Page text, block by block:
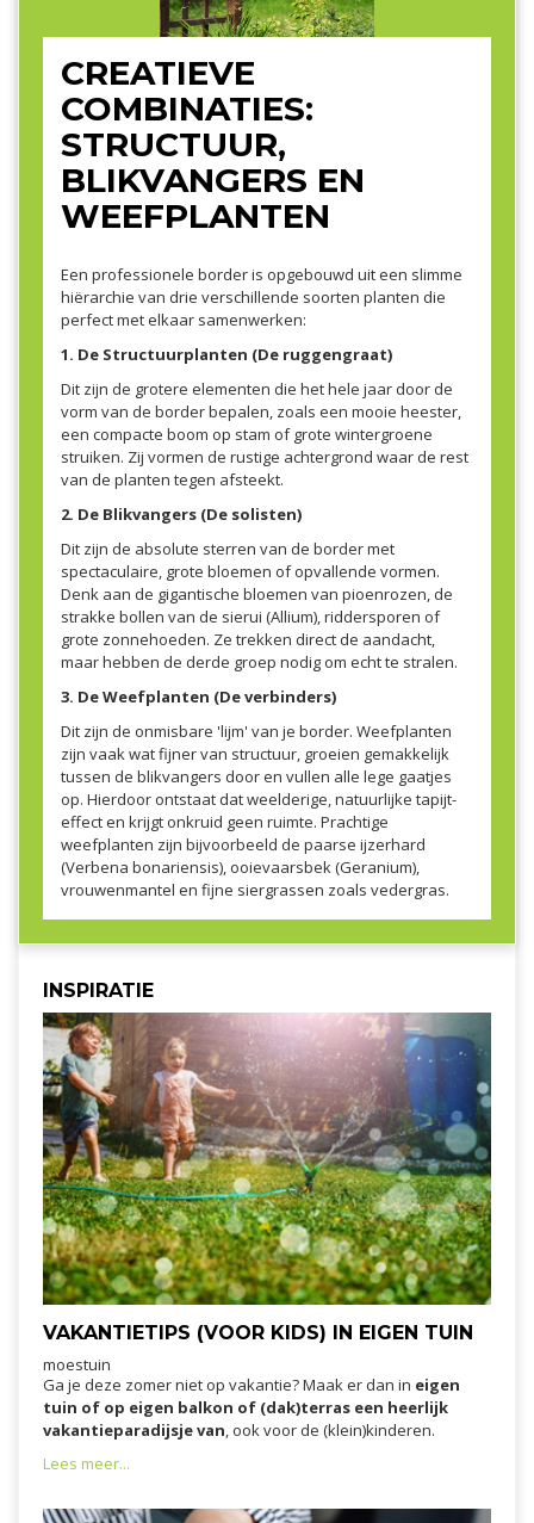
CREATIEVE
COMBINATIES:
STRUCTUUR,
BLIKVANGERS EN
WEEFPLANTEN
Een professionele border is opgebouwd uit een slimme
hiërarchie van drie verschillende soorten planten die
perfect met elkaar samenwerken:
1. De Structuurplanten (De ruggengraat)
Dit zijn de grotere elementen die het hele jaar door de
vorm van de border bepalen, zoals een mooie heester,
een compacte boom op stam of grote wintergroene
struiken. Zij vormen de rustige achtergrond waar de rest
van de planten tegen afsteekt.
2. De Blikvangers (De solisten)
Dit zijn de absolute sterren van de border met
spectaculaire, grote bloemen of opvallende vormen.
Denk aan de gigantische bloemen van pioenrozen, de
strakke bollen van de sierui (Allium), riddersporen of
grote zonnehoeden. Ze trekken direct de aandacht,
maar hebben de derde groep nodig om echt te stralen.
3. De Weefplanten (De verbinders)
Dit zijn de onmisbare 'lijm' van je border. Weefplanten
zijn vaak wat fijner van structuur, groeien gemakkelijk
tussen de blikvangers door en vullen alle lege gaatjes
op. Hierdoor ontstaat dat weelderige, natuurlijke tapijt-
effect en krijgt onkruid geen ruimte. Prachtige
weefplanten zijn bijvoorbeeld de paarse ijzerhard
(Verbena bonariensis), ooievaarsbek (Geranium),
vrouwenmantel en fijne siergrassen zoals vedergras.
INSPIRATIE
VAKANTIETIPS (VOOR KIDS) IN EIGEN TUIN
moestuin
Ga je deze zomer niet op vakantie? Maak er dan in eigen
tuin of op eigen balkon of (dak)terras een heerlijk
vakantieparadijsje van, ook voor de (klein)kinderen.
Lees meer...